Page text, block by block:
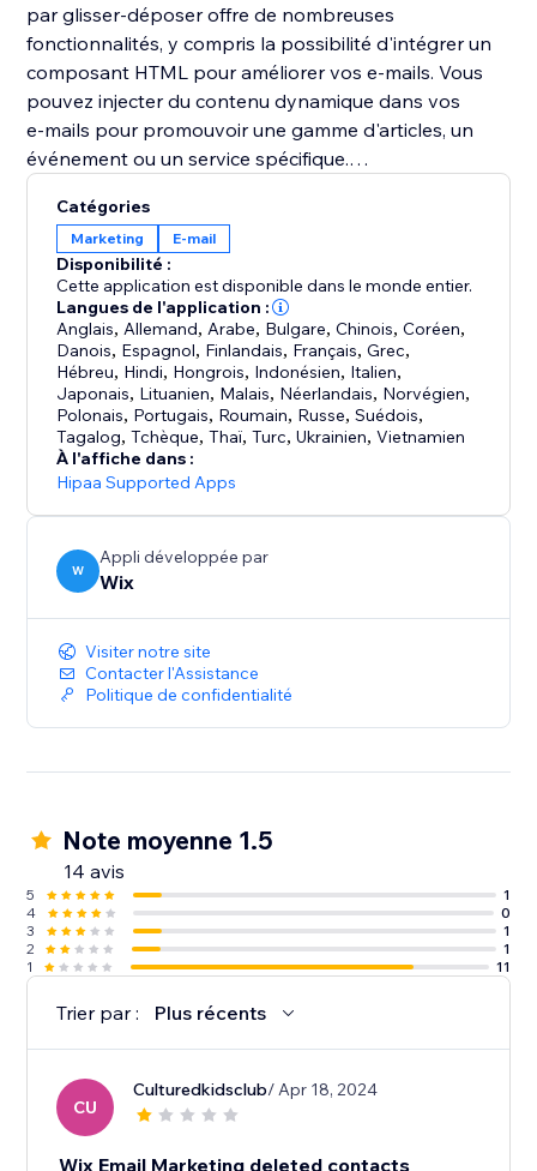
par glisser-déposer offre de nombreuses
fonctionnalités, y compris la possibilité d'intégrer un
composant HTML pour améliorer vos e‑mails. Vous
pouvez injecter du contenu dynamique dans vos
e‑mails pour promouvoir une gamme d'articles, un
événement ou un service spécifique.
Suivez, analysez et obtenez des informations sur la
valeur ajoutée et la contribution que vos campagnes
e‑mail à votre entreprise.
Wix fournit une modération et des filtres anti-spam
internes afin d'obtenir les meilleurs taux de
distribution.
Des formules sont disponibles pour s'adapter à vos
besoins au fur et à mesure que votre entreprise
Catégories
Marketing E-mail
Disponibilité :
Cette application est disponible dans le monde entier.
Langues de l'application :
Anglais, Allemand, Arabe, Bulgare,Chinois,Coréen,
Danois, Espagnol, Finlandais, Français,Grec,
Hébreu, Hindi, Hongrois, Indonésien, Italien,
Japonais, Lituanien, Malais, Néerlandais, Norvégien,
Polonais, Portugais, Roumain, Russe,Suédois,
Tagalog,Tchèque,Thaï,Turc,Ukrainien,Vietnamien
À l'affiche dans :
Hipaa Supported Apps
W
Appli développée par
Wix
Visiter notre site
Contacter l'Assistance
Politique de confidentialité
Note moyenne 1.5
14 avis
5
1
4
0
3
1
2
1
1
11
Trier par : Plus récents
CU
Culturedkidsclub/ Apr 18, 2024
Wix Email Marketing deleted contacts